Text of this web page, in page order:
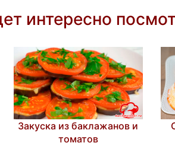
интересно
Закуска из баклажанов и
томатов